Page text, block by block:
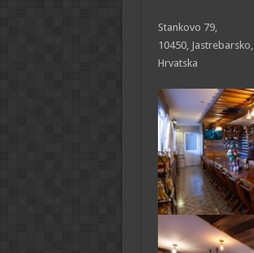
Stankovo 79,
10450, Jastrebarsko,
Hrvatska